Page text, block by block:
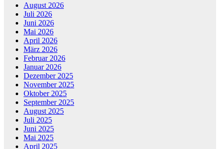
August 2026
Juli 2026
Juni 2026
Mai 2026
April 2026
März 2026
Februar 2026
Januar 2026
Dezember 2025
November 2025
Oktober 2025
September 2025
August 2025
Juli 2025
Juni 2025
Mai 2025
April 2025